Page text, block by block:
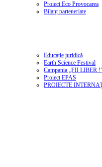
Proiect Eco Provocarea
Bilanț parteneriate
Educație juridică
Earth Science Festival
Campania „FII LIBER
Proiect EPAS
PROIECTE